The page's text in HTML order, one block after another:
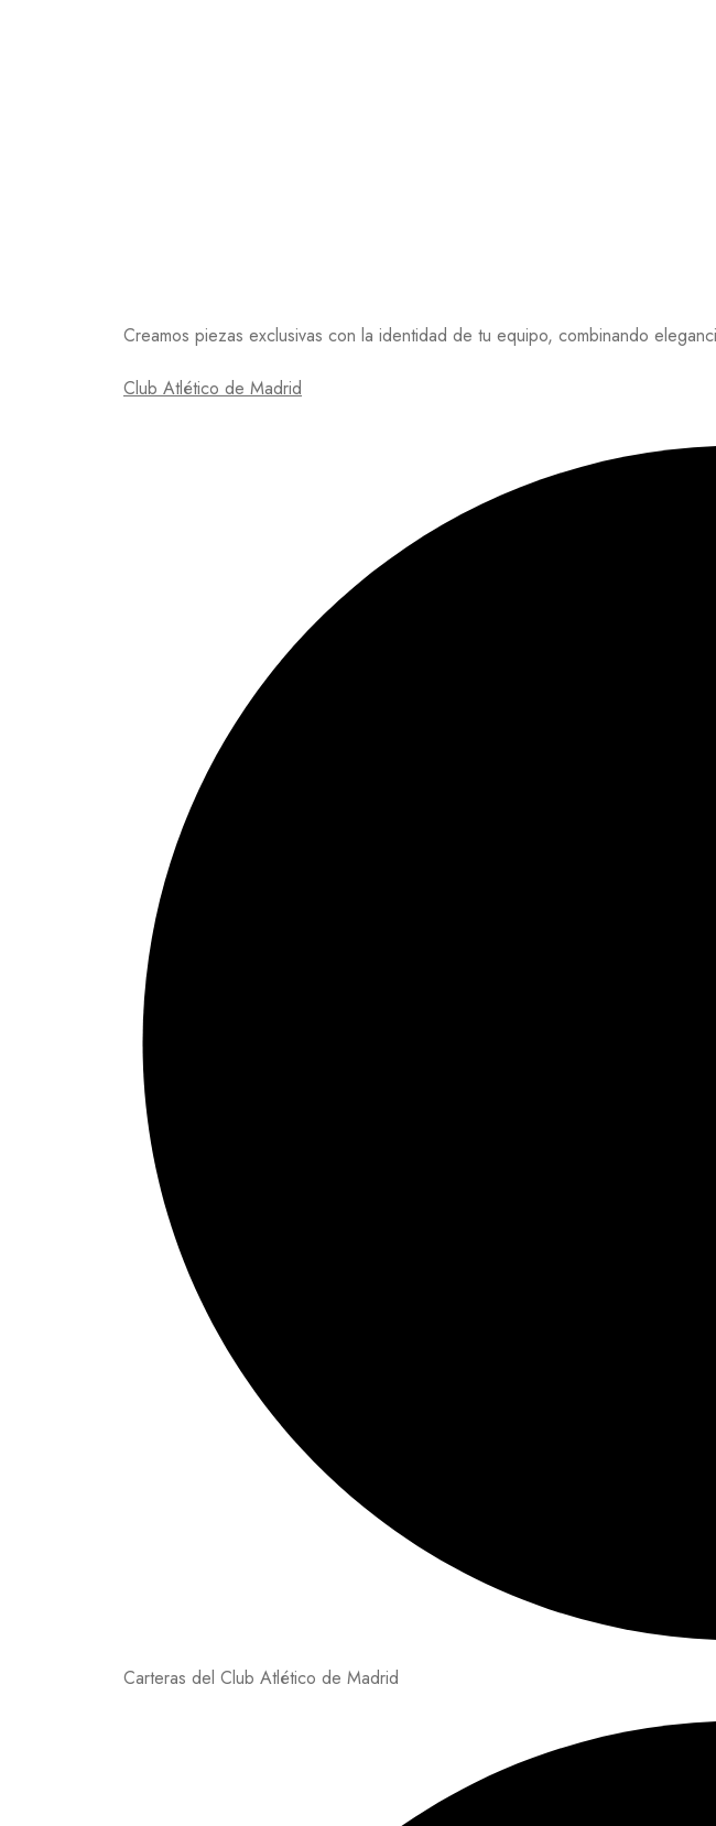
Creamos piezas exclusivas con la identidad de tu equipo, combinando
Club Atlético de Madrid
Carteras del Club Atlético de Madrid